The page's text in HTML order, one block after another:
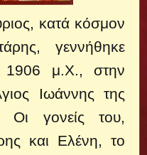
κατά κόσμον
γεννήθηκε
1906 μ.Χ., στην
Ιωάννης της
Οι γονείς του,
και Ελένη, το